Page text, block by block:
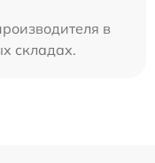
в
складах.